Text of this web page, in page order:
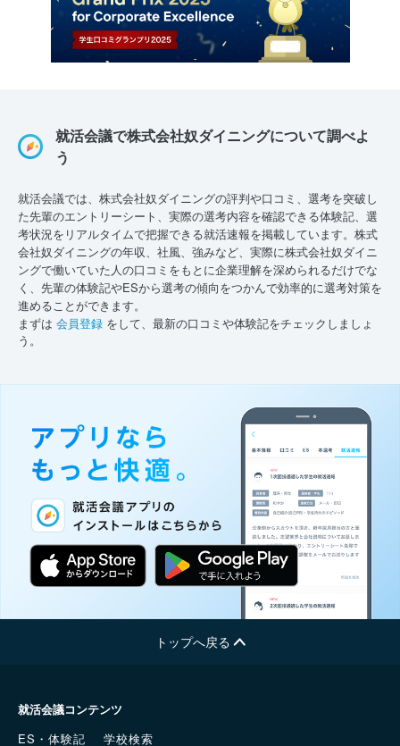
就活会議で株式会社奴ダイニングについて調べよ
う
就活会議では、株式会社奴ダイニングの評判や口コミ、選考を突破し
た先輩のエントリーシート、実際の選考内容を確認できる体験記、選
考状況をリアルタイムで把握できる就活速報を掲載しています。株式
会社奴ダイニングの年収、社風、強みなど、実際に株式会社奴ダイニ
ングで働いていた人の口コミをもとに企業理解を深められるだけでな
く、先輩の体験記やESから選考の傾向をつかんで効率的に選考対策を
進めることができます。
まずは 会員登録 をして、最新の口コミや体験記をチェックしましょ
う。
トップへ戻る
就活会議コンテンツ
ES・体験記
学校検索